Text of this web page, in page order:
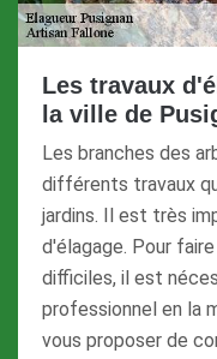
Les travaux
la ville de
Les branches des
différents travaux
jardins. Il est très
d'élagage. Pour
difficiles, il est
professionnel en la
vous proposer de